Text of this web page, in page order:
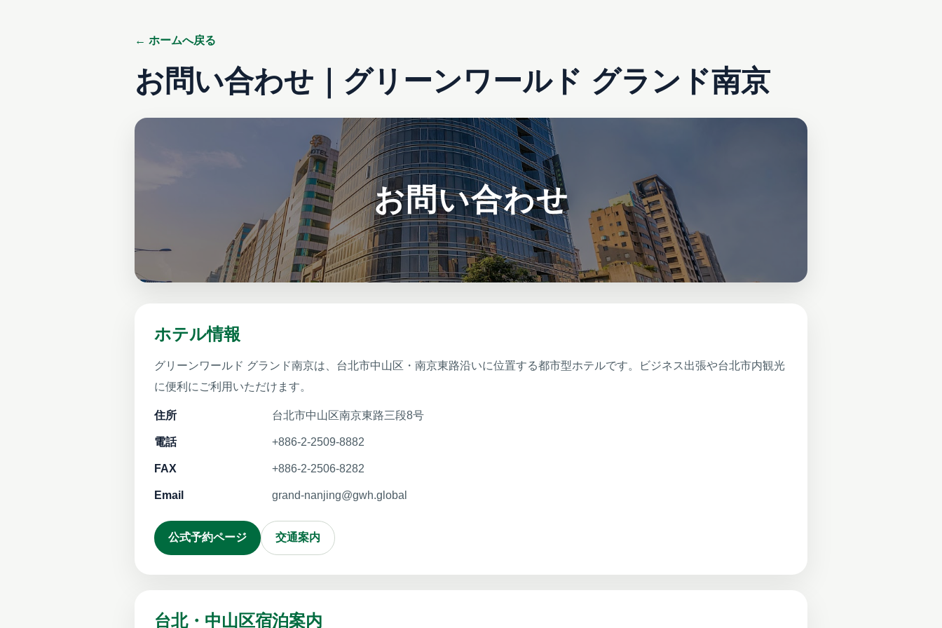
← ホームへ戻る
お問い合わせ｜グリーンワールド グランド南京
お問い合わせ
ホテル情報
グリーンワールド グランド南京は、台北市中山区・南京東路沿いに位置する都市型ホテルです。ビジネス出張や台北市内観光
に便利にご利用いただけます。
住所 台北市中山区南京東路三段8号
電話 +886-2-2509-8882
FAX +886-2-2506-8282
Email grand-nanjing@gwh.global
公式予約ページ 交通案内
台北・中山区宿泊案内